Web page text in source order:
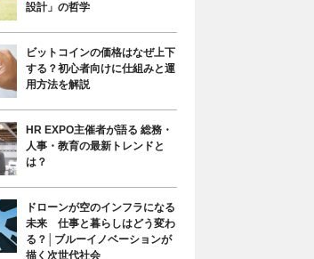
設計」の哲学
ビットコインの価格はなぜ上下
する？初心者向けに仕組みと運
用方法を解説
HR EXPO主催者が語る 総務・
人事・教育の最新トレンドと
は？
ドローンが空のインフラになる
未来 仕事と暮らしはどう変わ
る？│ブルーイノベーションが
描く次世代社会